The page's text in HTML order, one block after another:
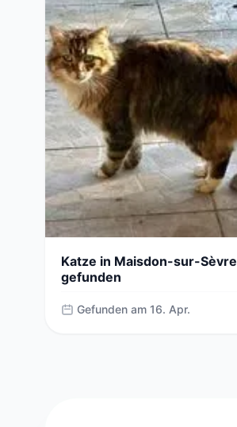
Katze in Maisdon-sur-Sèvre
gefunden
Gefunden am 16. Apr.